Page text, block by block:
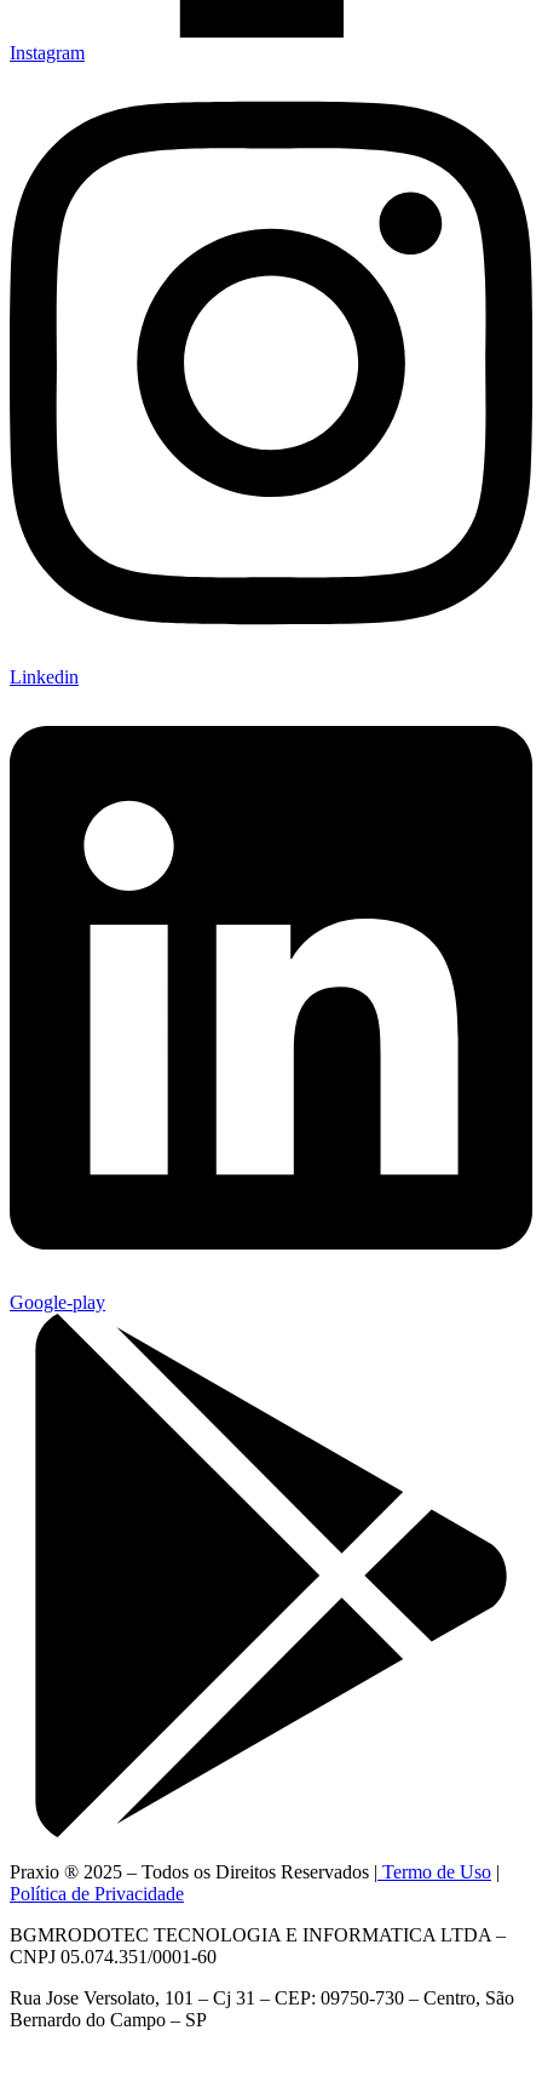
Instagram
Linkedin
Google-play
Praxio ® 2025 – Todos os Direitos Reservados | Termo de Uso |
Política de Privacidade
BGMRODOTEC TECNOLOGIA E INFORMATICA LTDA –
CNPJ 05.074.351/0001-60
Rua Jose Versolato, 101 – Cj 31 – CEP: 09750-730 – Centro, São
Bernardo do Campo – SP